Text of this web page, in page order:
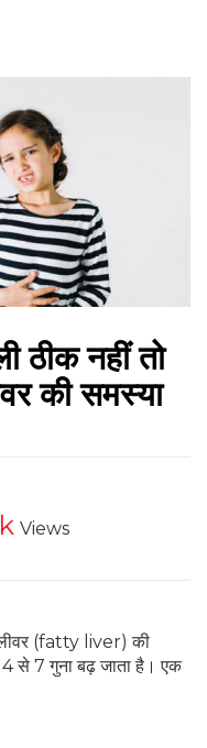
ठीक नहीं तो
की समस्या
Views
(fatty liver) की
4 से 7 गुना बढ़ जाता है। एक